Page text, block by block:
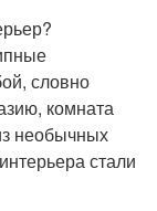
словно
комната
необычных
стали